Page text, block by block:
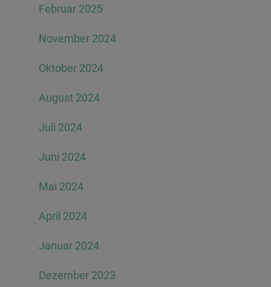
Februar 2025
November 2024
Oktober 2024
August 2024
Juli 2024
Juni 2024
Mai 2024
April 2024
Januar 2024
Dezember 2023